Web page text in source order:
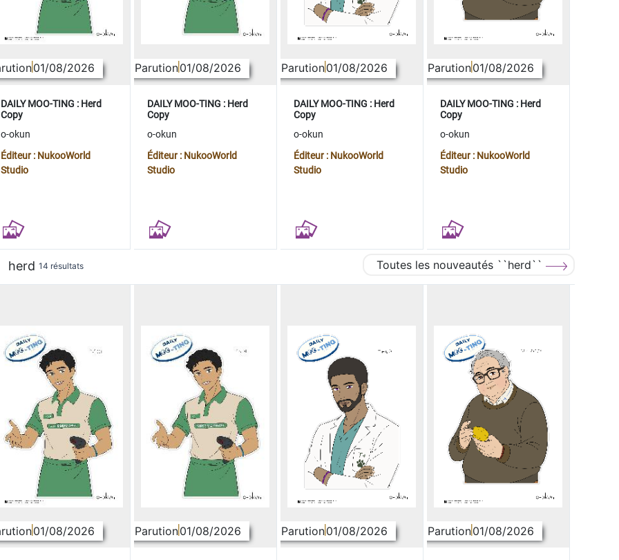
01/08/2026
DAILY MOO-TING : Herd
Copy
o-okun
Éditeur : NukooWorld
Studio
Parution01/08/2026
DAILY MOO-TING : Herd
Copy
o-okun
Éditeur : NukooWorld
Studio
Parution01/08/2026
DAILY MOO-TING : Herd
Copy
o-okun
Éditeur : NukooWorld
Studio
Parution01/08/2026
DAILY MOO-TING : Herd
Copy
o-okun
Éditeur : NukooWorld
Studio
herd 14 résultats Toutes les nouveautés ``herd``
01/08/2026 Parution01/08/2026 Parution01/08/2026 Parution01/08/2026